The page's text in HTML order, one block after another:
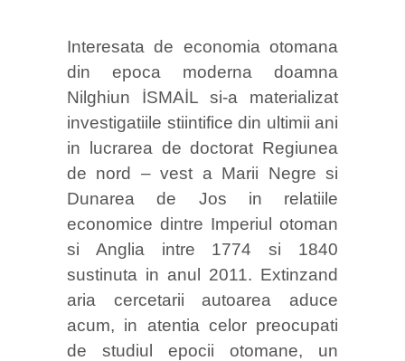
Interesata de economia otomana
din epoca moderna doamna
Nilghiun İSMAİL si-a materializat
investigatiile stiintifice din ultimii ani
in lucrarea de doctorat Regiunea
de nord – vest a Marii Negre si
Dunarea de Jos in relatiile
economice dintre Imperiul otoman
si Anglia intre 1774 si 1840
sustinuta in anul 2011. Extinzand
aria cercetarii autoarea aduce
acum, in atentia celor preocupati
de studiul epocii otomane, un